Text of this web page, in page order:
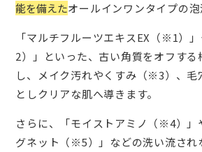
能を備えたオールインワンタイプの泡
「マルチフルーツエキスEX（※1）
2）」といった、古い角質をオフす
し、メイク汚れやくすみ（※3）、毛
としクリアな肌へ導きます。
さらに、「モイストアミノ（※4）」
グネット（※5）」などの洗い流され